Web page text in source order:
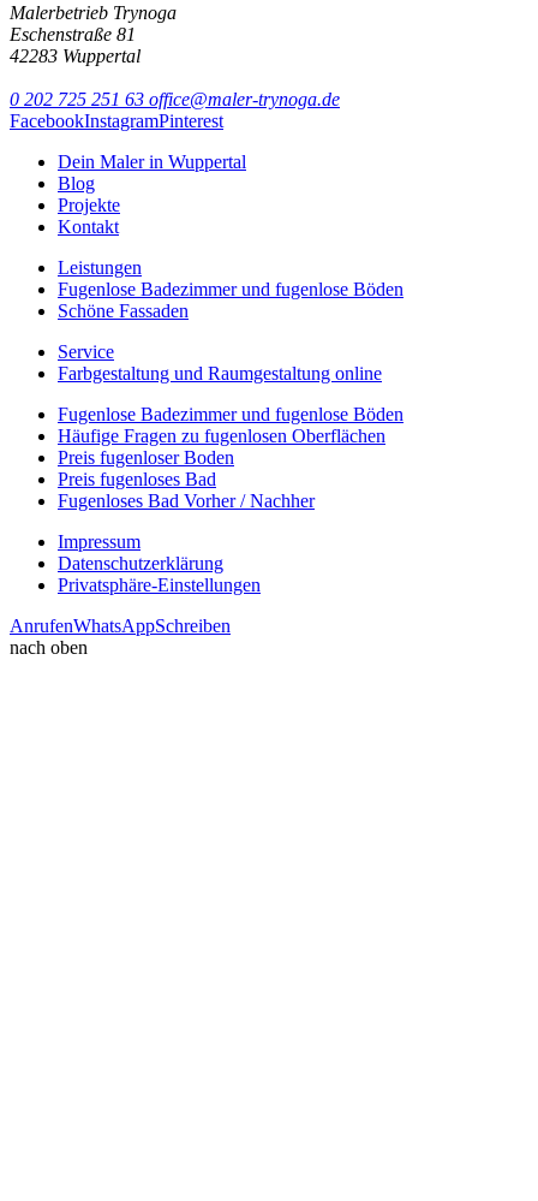
Malerbetrieb Trynoga
Eschenstraße 81
42283 Wuppertal
0 202 725 251 63 office@maler-trynoga.de
FacebookInstagramPinterest
Dein Maler in Wuppertal
Blog
Projekte
Kontakt
Leistungen
Fugenlose Badezimmer und fugenlose Böden
Schöne Fassaden
Service
Farbgestaltung und Raumgestaltung online
Fugenlose Badezimmer und fugenlose Böden
Häufige Fragen zu fugenlosen Oberflächen
Preis fugenloser Boden
Preis fugenloses Bad
Fugenloses Bad Vorher / Nachher
Impressum
Datenschutzerklärung
Privatsphäre-Einstellungen
AnrufenWhatsAppSchreiben
nach oben